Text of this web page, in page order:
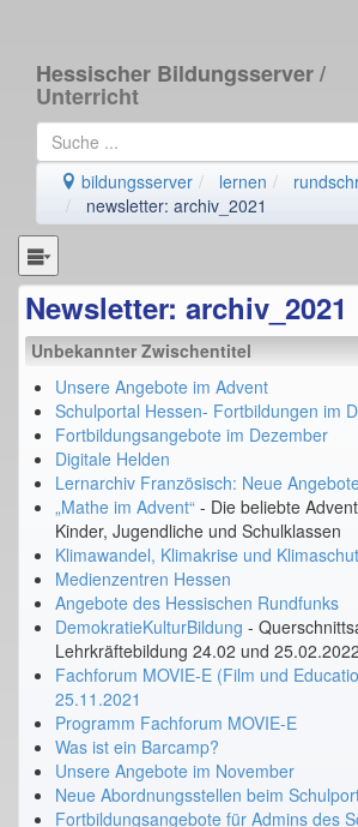
Hessischer Bildungsserver/
Unterricht
bildungsserver lernen
newsletter: archiv_2021
Newsletter: archiv_2021
Unbekannter Zwischentitel
Unsere Angebote im Advent
Schulportal Hessen- Fortbildungen im
Fortbildungsangebote im Dezember
Digitale Helden
Lernarchiv Französisch: Neue
„Mathe im Advent“ - Die beliebte
Kinder, Jugendliche und Schulklassen
Klimawandel, Klimakrise und
Medienzentren Hessen
Angebote des Hessischen Rundfunks
DemokratieKulturBildung -
Lehrkräftebildung 24.02 und 25.02.2022
Fachforum MOVIE-E (Film und
25.11.2021
Programm Fachforum MOVIE-E
Was ist ein Barcamp?
Unsere Angebote im November
Neue Abordnungsstellen beim
Fortbildungsangebote für Admins des